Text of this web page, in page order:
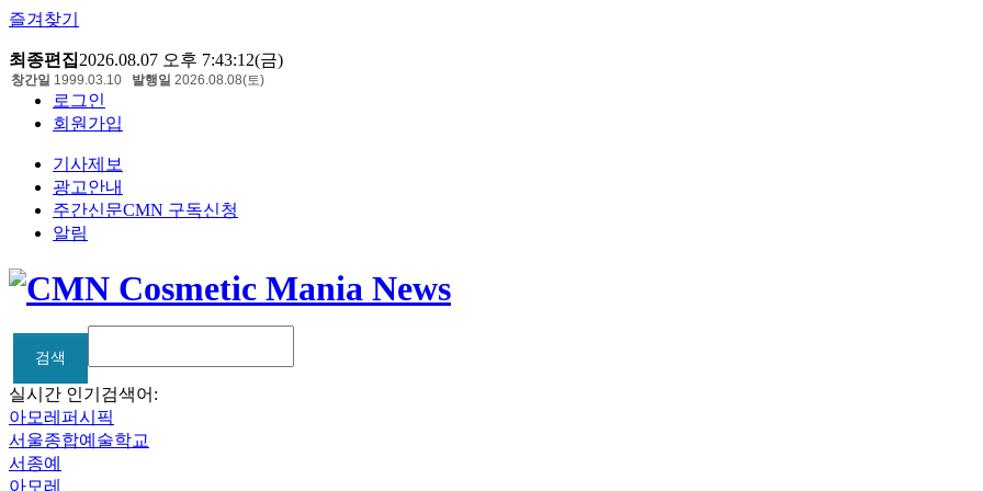
즐겨찾기
최종편집2026.08.07 오후 7:43:12(금)
로그인
회원가입
기사제보
광고안내
주간신문CMN 구독신청
알림
창간일 1999.03.10 발행일 2026.08.08(토)
검색
검색
실시간 인기검색어:
아모레퍼시픽
서울종합예술학교
서종예
아모레